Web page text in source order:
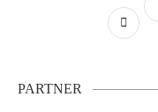
PARTNER